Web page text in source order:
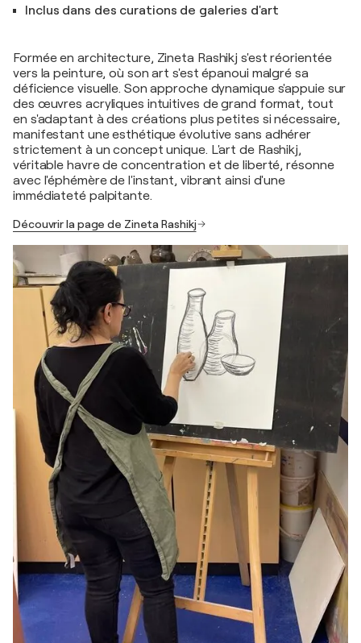
Inclus dans des curations de galeries d'art
Formée en architecture, Zineta Rashikj s'est réorientée
vers la peinture, où son art s'est épanoui malgré sa
déficience visuelle. Son approche dynamique s'appuie sur
des œuvres acryliques intuitives de grand format, tout
en s'adaptant à des créations plus petites si nécessaire,
manifestant une esthétique évolutive sans adhérer
strictement à un concept unique. L'art de Rashikj,
véritable havre de concentration et de liberté, résonne
avec l'éphémère de l'instant, vibrant ainsi d'une
immédiateté palpitante.
Découvrir la page de Zineta Rashikj